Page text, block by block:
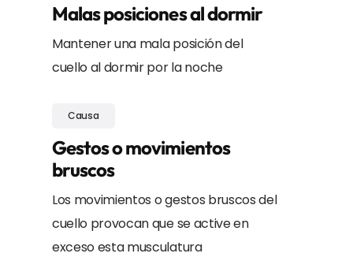
Malas posiciones al dormir
Mantener una mala posición del
cuello al dormir por la noche
Causa
Gestos o movimientos
bruscos
Los movimientos o gestos bruscos del
cuello provocan que se active en
exceso esta musculatura